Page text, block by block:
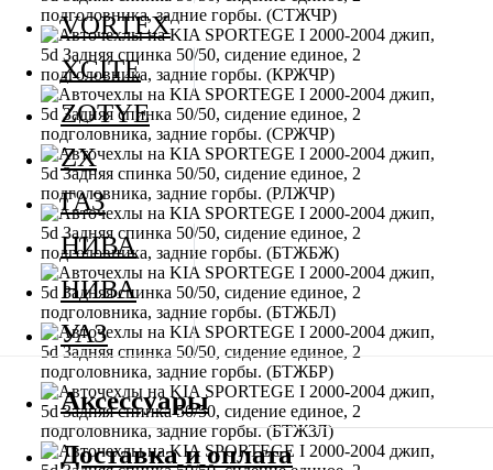
VORTEX
XCITE
ZOTYE
ZX
ГАЗ
НИВА
НИВА
УАЗ
Аксессуары
Доставка и оплата